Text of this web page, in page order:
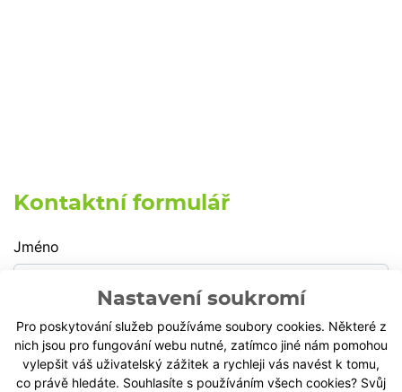
Nastavení soukromí
Pro poskytování služeb používáme soubory cookies. Některé z
nich jsou pro fungování webu nutné, zatímco jiné nám pomohou
vylepšit váš uživatelský zážitek a rychleji vás navést k tomu,
co právě hledáte. Souhlasíte s používáním všech cookies? Svůj
Kontaktní formulář
Jméno
Příjmení